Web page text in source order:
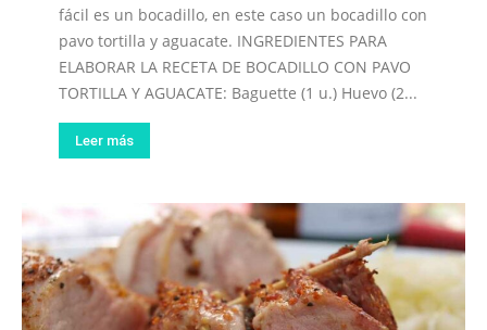
fácil es un bocadillo, en este caso un bocadillo con
pavo tortilla y aguacate. INGREDIENTES PARA
ELABORAR LA RECETA DE BOCADILLO CON PAVO
TORTILLA Y AGUACATE: Baguette (1 u.) Huevo (2...
Leer más